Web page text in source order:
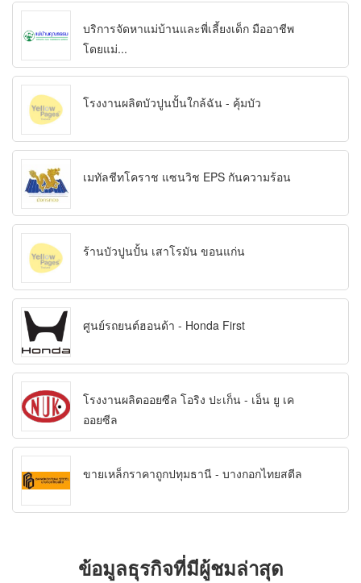
บริการจัดหาแม่บ้านและพี่เลี้ยงเด็ก มืออาชีพ
โดยแม่...
โรงงานผลิตบัวปูนปั้นใกล้ฉัน - คุ้มบัว
เมทัลชีทโคราช แซนวิช EPS กันความร้อน
ร้านบัวปูนปั้น เสาโรมัน ขอนแก่น
ศูนย์รถยนต์ฮอนด้า - Honda First
โรงงานผลิตออยซีล โอริง ปะเก็น - เอ็น ยู เค
ออยซีล
ขายเหล็กราคาถูกปทุมธานี - บางกอกไทยสตีล
ข้อมูลธุรกิจที่มีผู้ชมล่าสุด